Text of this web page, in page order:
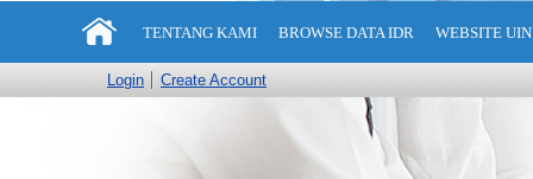
TENTANG KAMI BROWSE DATA IDR WEBSITE
Login Create Account